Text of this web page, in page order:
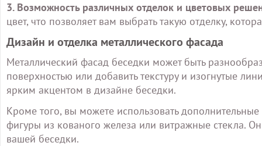
3. Возможность различных отделок и цветовых
цвет, что позволяет вам выбрать такую отделку,
Дизайн и отделка металлического фасада
Металлический фасад беседки может быть
поверхностью или добавить текстуру и изогнутые
ярким акцентом в дизайне беседки.
Кроме того, вы можете использовать
фигуры из кованого железа или витражные стекла.
вашей беседки.